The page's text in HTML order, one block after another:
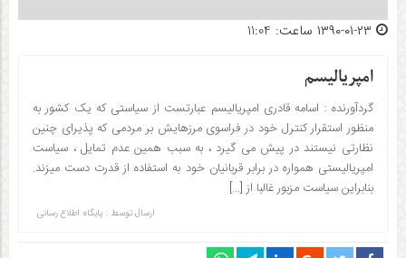
امپریالیسم
گردآورنده : اسامه قادری امپریالیسم عبارتست از سیاستی که یک کشور به
منظور استقرار کنترل خود در فراسوی مرزهایش بر مردمی که پذیرای چنین
نظارتی نیستند در پیش می گیرد ، به سبب همین عدم تمایل ، سیاست
امپریالیستی همواره در برابر قربانیان خود به استفاده از قدرت دست میزند.
بنابراین سیاست مزبور غالبا از […]
ارسال توسط : پایگاه اطلاع رسانی